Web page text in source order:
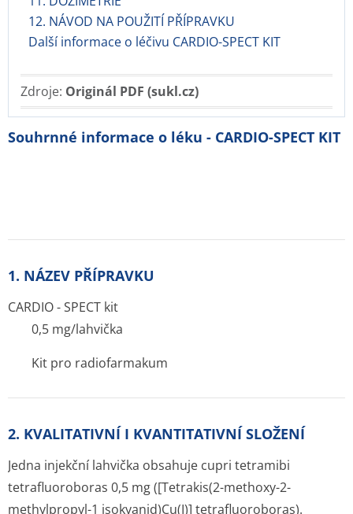
12. NÁVOD NA POUŽITÍ PŘÍPRAVKU
Další informace o léčivu CARDIO-SPECT KIT
Zdroje: Originál PDF (sukl.cz)
Souhrnné informace o léku - CARDIO-SPECT KIT
1. NÁZEV PŘÍPRAVKU
CARDIO - SPECT kit
0,5 mg/lahvička
Kit pro radiofarmakum
2. KVALITATIVNÍ I KVANTITATIVNÍ SLOŽENÍ
Jedna injekční lahvička obsahuje cupri tetramibi
tetrafluoroboras 0,5 mg ([Tetrakis(2-methoxy-2-
methylpropyl-1 isokyanid)Cu(I)] tetrafluoroboras).